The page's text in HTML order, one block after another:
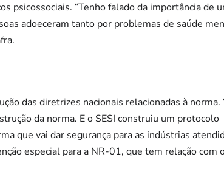
psicossociais. “Tenho falado da importância de
adoeceram tanto por problemas de saúde
das diretrizes nacionais relacionadas à norma.
da norma. E o SESI construiu um protocolo
que vai dar segurança para as indústrias
especial para a NR-01, que tem relação com